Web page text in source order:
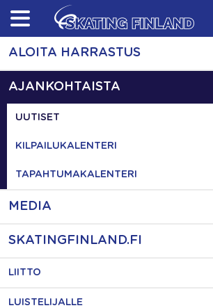
Skip
content
ALOITA HARRASTUS
AJANKOHTAISTA
UUTISET
KILPAILUKALENTERI
TAPAHTUMAKALENTERI
MEDIA
SKATINGFINLAND.FI
LIITTO
LUISTELIJALLE